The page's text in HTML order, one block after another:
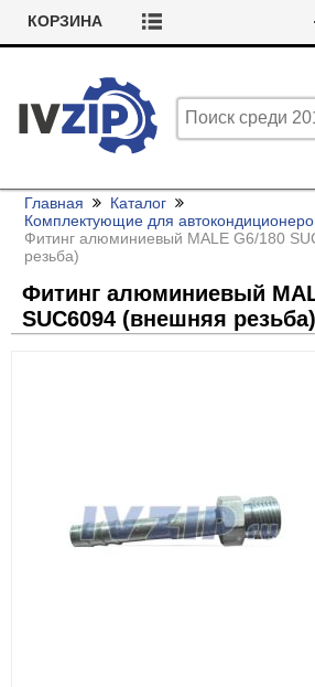
КОРЗИНА
Главная
Каталог
Комплектующие для
Фитинг алюминиевый MALE G6/180
резьба)
Фитинг алюминиевый
SUC6094 (внешняя резьба)